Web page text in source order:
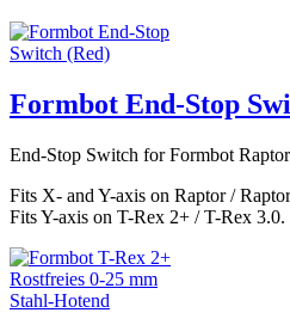
Formbot End-Stop
End-Stop Switch for Formbot
Fits X- and Y-axis on Raptor /
Fits Y-axis on T-Rex 2+ / T-Rex 3.0.